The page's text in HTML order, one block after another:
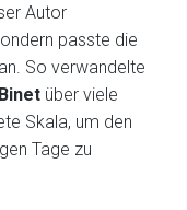
Autor
passte die
So verwandelte
über viele
Skala, um den
Tage zu